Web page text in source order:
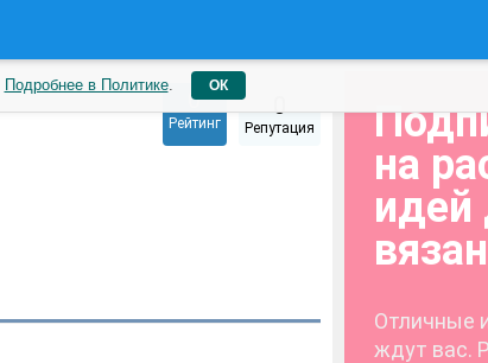
0
Рейтинг
0
Репутация
на
идей
Отличные
ждут вас.
Подробнее в Политике. ОК